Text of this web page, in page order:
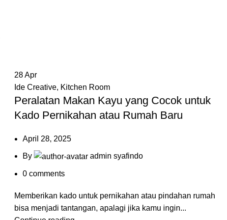
28Apr
Ide Creative, Kitchen Room
Peralatan Makan Kayu yang Cocok untuk
Kado Pernikahan atau Rumah Baru
April 28, 2025
By admin syafindo
0 comments
Memberikan kado untuk pernikahan atau pindahan rumah
bisa menjadi tantangan, apalagi jika kamu ingin...